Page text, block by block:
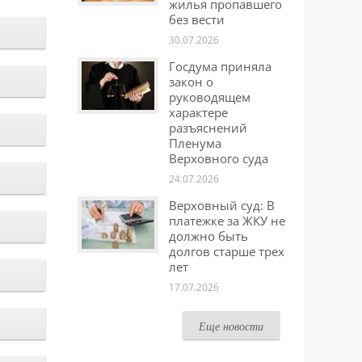
жилья пропавшего
без вести
30.07.2026
Госдума приняла
закон о
руководящем
характере
разъяснений
Пленума
Верховного суда
24.07.2026
Верховный суд: В
платежке за ЖКУ не
должно быть
долгов старше трех
лет
17.07.2026
Еще новости